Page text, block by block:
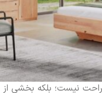
نیست؛ بلکه بخشی از